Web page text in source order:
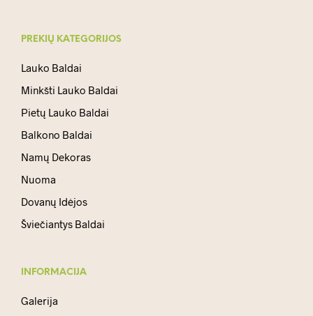
PREKIŲ KATEGORIJOS
Lauko Baldai
Minkšti Lauko Baldai
Pietų Lauko Baldai
Balkono Baldai
Namų Dekoras
Nuoma
Dovanų Idėjos
Šviečiantys Baldai
INFORMACIJA
Galerija